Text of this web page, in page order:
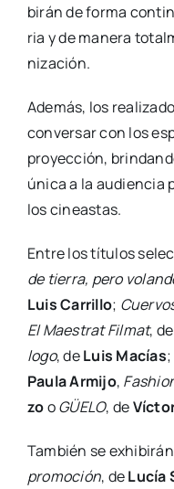
bi­rán de for­ma
ria y de mane­ra
ni­za­ción.
Ade­más, los
con­ver­sar con los
pro­yec­ción,
úni­ca a la audien­cia
los cineas­tas.
Entre los títu­los
de tie­rra, pero
Luis Carri­llo;
El Maes­trat Fil­mat, de
lo­go, deLuis Macías;
Pau­la Armi­jo,
zooGÜELO, de
Tam­bién se exhi­bi­rán
pro­mo­ción, deLucía